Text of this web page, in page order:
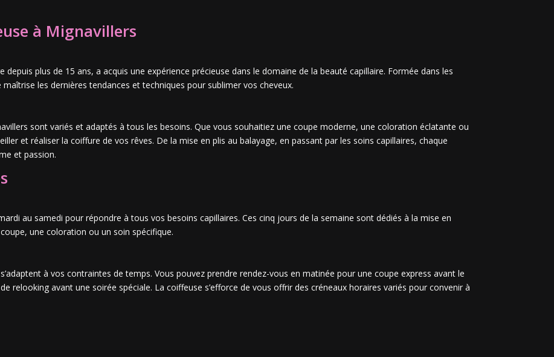
à Mignavillers
plus de 15 ans, a acquis une expérience précieuse dans le domaine de la beauté capillaire. Formée dans les
les dernières tendances et techniques pour sublimer vos cheveux.
sont variés et adaptés à tous les besoins. Que vous souhaitiez une coupe moderne, une coloration éclatante ou
et réaliser la coiffure de vos rêves. De la mise en plis au balayage, en passant par les soins capillaires, chaque
et passion.
au samedi pour répondre à tous vos besoins capillaires. Ces cinq jours de la semaine sont dédiés à la mise en
une coloration ou un soin spécifique.
à vos contraintes de temps. Vous pouvez prendre rendez-vous en matinée pour une coupe express avant le
relooking avant une soirée spéciale. La coiffeuse s’efforce de vous offrir des créneaux horaires variés pour convenir à